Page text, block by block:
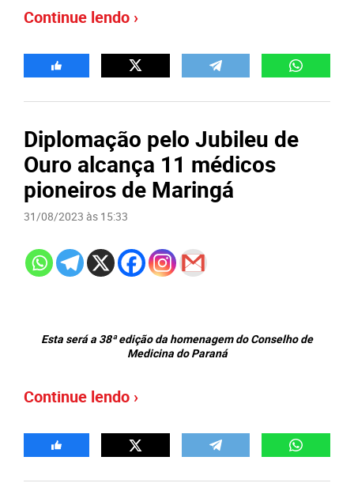
Continue lendo ›
Diplomação pelo Jubileu de
Ouro alcança 11 médicos
pioneiros de Maringá
31/08/2023 às 15:33
Esta será a 38ª edição da homenagem do Conselho de
Medicina do Paraná
Continue lendo ›